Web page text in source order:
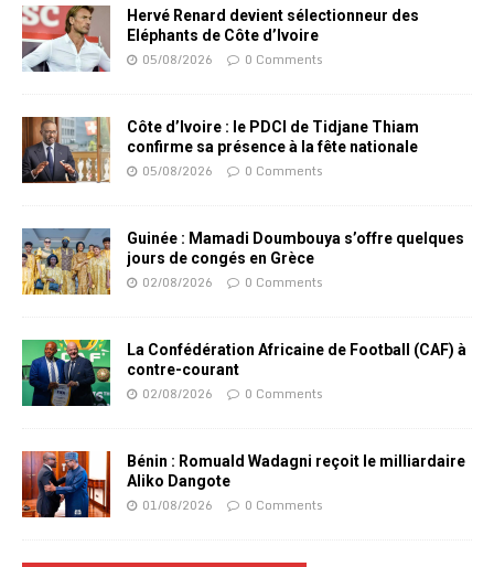
Hervé Renard devient sélectionneur des
Eléphants de Côte d’Ivoire
05/08/2026 0 Comments
Côte d’Ivoire : le PDCI de Tidjane Thiam
confirme sa présence à la fête nationale
05/08/2026 0 Comments
Guinée : Mamadi Doumbouya s’offre quelques
jours de congés en Grèce
02/08/2026 0 Comments
La Confédération Africaine de Football (CAF) à
contre-courant
02/08/2026 0 Comments
Bénin : Romuald Wadagni reçoit le milliardaire
Aliko Dangote
01/08/2026 0 Comments